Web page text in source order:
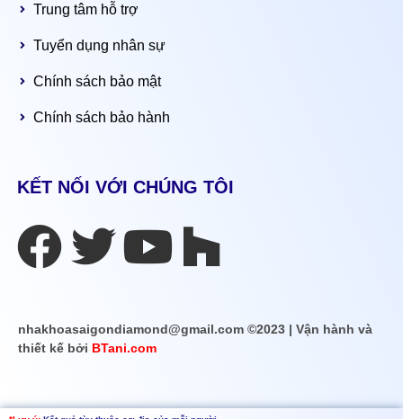
Trung tâm hỗ trợ
Tuyển dụng nhân sự
Chính sách bảo mật
Chính sách bảo hành
KẾT NỐI VỚI CHÚNG TÔI
nhakhoasaigondiamond@gmail.com ©2023 | Vận hành và
thiết kế bởi BTani.com